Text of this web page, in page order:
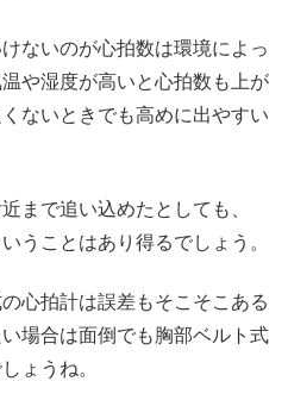
ないのが心拍数は環境によっ
や湿度が高いと心拍数も上が
ないときでも高めに出やすい
まで追い込めたとしても、
うことはあり得るでしょう。
心拍計は誤差もそこそこある
場合は面倒でも胸部ベルト式
ょうね。